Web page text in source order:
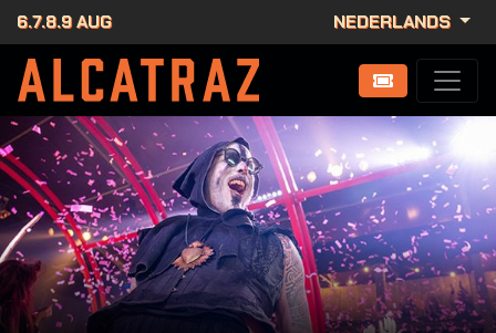
6.7.8.9 AUG NEDERLANDS